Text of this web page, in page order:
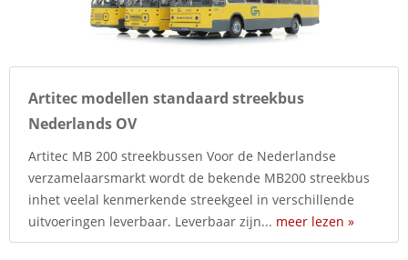
Artitec modellen standaard streekbus
Nederlands OV
Artitec MB 200 streekbussen Voor de Nederlandse
verzamelaarsmarkt wordt de bekende MB200 streekbus
inhet veelal kenmerkende streekgeel in verschillende
uitvoeringen leverbaar. Leverbaar zijn... meer lezen »